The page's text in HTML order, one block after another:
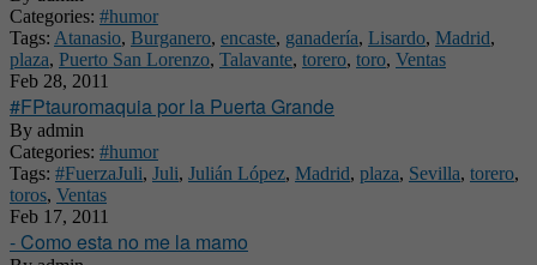
Categories: #humor
Tags: Atanasio, Burganero, encaste, ganadería, Lisardo, Madrid,
plaza, Puerto San Lorenzo, Talavante, torero, toro, Ventas
Feb 28, 2011
#FPtauromaquia por la Puerta Grande
By admin
Categories: #humor
Tags: #FuerzaJuli, Juli, Julián López, Madrid, plaza, Sevilla, torero,
toros, Ventas
Feb 17, 2011
- Como esta no me la mamo